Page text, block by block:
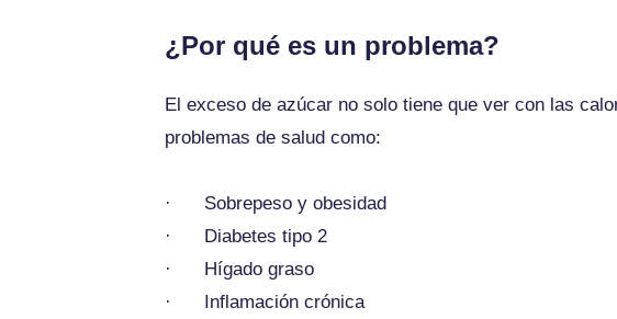
¿Por qué es un problema?
El exceso de azúcar no solo tiene que ver con las
problemas de salud como:
· Sobrepeso y obesidad
· Diabetes tipo 2
· Hígado graso
· Inflamación crónica